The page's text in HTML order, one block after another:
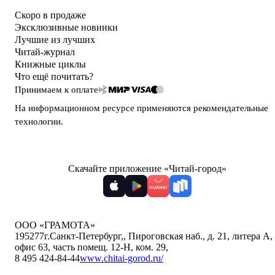
Скоро в продаже
Эксклюзивные новинки
Лучшие из лучших
Читай-журнал
Книжные циклы
Что ещё почитать?
Принимаем к оплате
На информационном ресурсе применяются рекомендательные
технологии.
Скачайте приложение «Читай-город»
ООО «ГРАМОТА»
195277г.Санкт-Петербург,, Пироговская наб., д. 21, литера А,
офис 63, часть помещ. 12-Н, ком. 29,
8 495 424-84-44www.chitai-gorod.ru/